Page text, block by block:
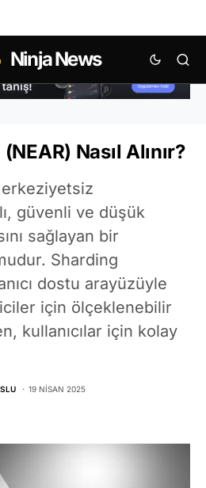
Ninja News
Nasıl Alınır?
güvenli ve düşük
sağlayan bir
Sharding
dostu arayüzüyle
için ölçeklenebilir
kullanıcılar için kolay
19 NISAN 2025